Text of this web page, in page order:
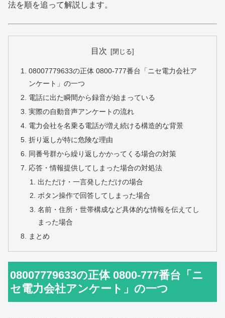
法を順を追って解説します。
目次
08007779633の正体 0800-777番台「ニセ電力会社ア
ンケート」の一つ
電話に出た瞬間から録音が始まっている
実際の自動音声アンケートの流れ
電力会社を名乗る電話が増え続ける構造的な背景
折り返しが特に危険な理由
同番号群から繰り返しかかってくる場合の対策
応答・情報提供してしまった場合の対処法
出ただけ・一言発しただけの場合
ボタン操作で回答してしまった場合
名前・住所・世帯構成など具体的な情報を伝えてし
まった場合
まとめ
08007779633の正体 0800-777番台「ニ
セ電力会社アンケート」の一つ